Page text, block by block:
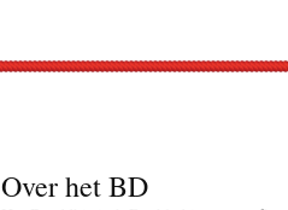
Over het BD